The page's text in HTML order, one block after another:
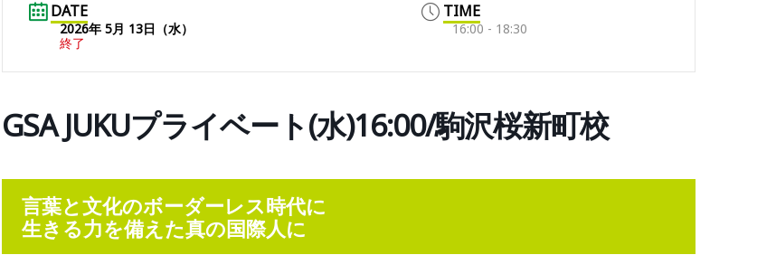
DATE
2026年 5月 13日（水）
終了
TIME
16:00 - 18:30
GSA JUKUプライベート(水)16:00/駒沢桜新町校
言葉と文化のボーダーレス時代に
生きる力を備えた真の国際人に